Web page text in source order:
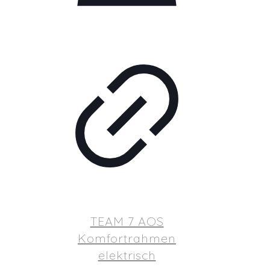
TEAM 7 AOS
Komfortrahmen
elektrisch